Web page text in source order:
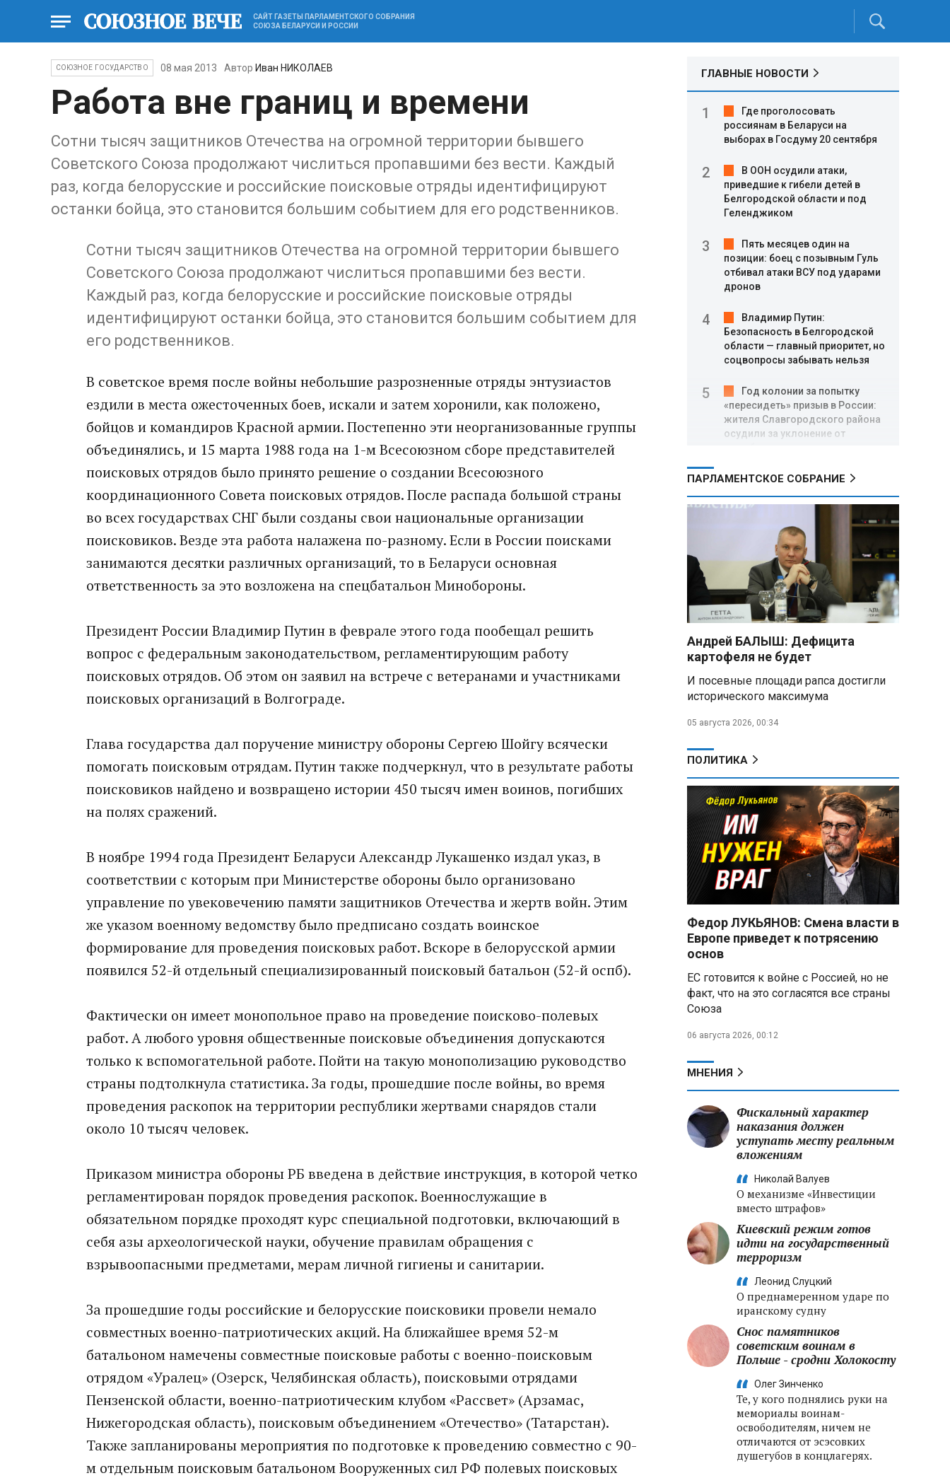
САЙТ ГАЗЕТЫ ПАРЛАМЕНТСКОГО СОБРАНИЯ
СОЮЗА БЕЛАРУСИ И РОССИИ
СОЮЗНОЕ ГОСУДАРСТВО 08 мая 2013 Автор Иван НИКОЛАЕВ
Работа вне границ и времени
Сотни тысяч защитников Отечества на огромной территории бывшего
Советского Союза продолжают числиться пропавшими без вести. Каждый
раз, когда белорусские и российские поисковые отряды идентифицируют
останки бойца, это становится большим событием для его родственников.
Сотни тысяч защитников Отечества на огромной территории бывшего
Советского Союза продолжают числиться пропавшими без вести.
Каждый раз, когда белорусские и российские поисковые отряды
идентифицируют останки бойца, это становится большим событием для
его родственников.
В советское время после войны небольшие разрозненные отряды энтузиастов
ездили в места ожесточенных боев, искали и затем хоронили, как положено,
бойцов и командиров Красной армии. Постепенно эти неорганизованные группы
объединялись, и 15 марта 1988 года на 1-м Всесоюзном сборе представителей
поисковых отрядов было принято решение о создании Всесоюзного
координационного Совета поисковых отрядов. После распада большой страны
во всех государствах СНГ были созданы свои национальные организации
поисковиков. Везде эта работа налажена по-разному. Если в России поисками
занимаются десятки различных организаций, то в Беларуси основная
ответственность за это возложена на спецбатальон Минобороны.
Президент России Владимир Путин в феврале этого года пообещал решить
вопрос с федеральным законодательством, регламентирующим работу
поисковых отрядов. Об этом он заявил на встрече с ветеранами и участниками
поисковых организаций в Волгограде.
Глава государства дал поручение министру обороны Сергею Шойгу всячески
помогать поисковым отрядам. Путин также подчеркнул, что в результате работы
поисковиков найдено и возвращено истории 450 тысяч имен воинов, погибших
на полях сражений.
В ноябре 1994 года Президент Беларуси Александр Лукашенко издал указ, в
соответствии с которым при Министерстве обороны было организовано
управление по увековечению памяти защитников Отечества и жертв войн. Этим
же указом военному ведомству было предписано создать воинское
формирование для проведения поисковых работ. Вскоре в белорусской армии
появился 52-й отдельный специализированный поисковый батальон (52-й оспб).
Фактически он имеет монопольное право на проведение поисково-полевых
работ. А любого уровня общественные поисковые объединения допускаются
только к вспомогательной работе. Пойти на такую монополизацию руководство
страны подтолкнула статистика. За годы, прошедшие после войны, во время
проведения раскопок на территории республики жертвами снарядов стали
около 10 тысяч человек.
Приказом министра обороны РБ введена в действие инструкция, в которой четко
регламентирован порядок проведения раскопок. Военнослужащие в
обязательном порядке проходят курс специальной подготовки, включающий в
себя азы археологической науки, обучение правилам обращения с
взрывоопасными предметами, мерам личной гигиены и санитарии.
За прошедшие годы российские и белорусские поисковики провели немало
совместных военно-патриотических акций. На ближайшее время 52-м
батальоном намечены совместные поисковые работы с военно-поисковым
отрядом «Уралец» (Озерск, Челябинская область), поисковыми отрядами
Пензенской области, военно-патриотическим клубом «Рассвет» (Арзамас,
Нижегородская область), поисковым объединением «Отечество» (Татарстан).
Также запланированы мероприятия по подготовке к проведению совместно с 90-
м отдельным поисковым батальоном Вооруженных сил РФ полевых поисковых
ГЛАВНЫЕ НОВОСТИ
Где проголосовать
россиянам в Беларуси на
выборах в Госдуму 20 сентября
В ООН осудили атаки,
приведшие к гибели детей в
Белгородской области и под
Геленджиком
Пять месяцев один на
позиции: боец с позывным Гуль
отбивал атаки ВСУ под ударами
дронов
Владимир Путин:
Безопасность в Белгородской
области — главный приоритет, но
соцвопросы забывать нельзя
Год колонии за попытку
«пересидеть» призыв в России:
жителя Славгородского района
осудили за уклонение от
В Свердловской области
производителя дронов «Упырь»
Российские пловцы
выиграли все золотые медали
первого дня Кубка мира по
зимнему плаванию
Александр Новак:
Независимые АЗС начнут
снабжать топливом через
региональных операторов
Беларусь и Россия
усиливают сотрудничество по
развития
Минобороны РФ:
Рыжевка
Строительство крупнейшего
логцентра Wildberries в
Беларуси идет с опережением
графика
Вячеслав Володин:
Противодействие
мошенничеству и миграционная
политика — приоритеты работы
Госдумы
Владимир Путин запросил у
военного командования оценки
крупные кадровые
Минобороны РФ: новые
военно-строительные
подразделения будут возводить
стране
ПАРЛАМЕНТСКОЕ СОБРАНИЕ
Андрей БАЛЫШ: Дефицита
картофеля не будет
И посевные площади рапса достигли
исторического максимума
05 августа 2026, 00:34
ПОЛИТИКА
Федор ЛУКЬЯНОВ: Смена власти в
Европе приведет к потрясению
основ
ЕС готовится к войне с Россией, но не
факт, что на это согласятся все страны
Союза
06 августа 2026, 00:12
МНЕНИЯ
Фискальный характер
наказания должен
уступать месту реальным
вложениям
Николай Валуев
О механизме «Инвестиции
вместо штрафов»
Киевский режим готов
идти на государственный
терроризм
Леонид Слуцкий
О преднамеренном ударе по
иранскому судну
Снос памятников
советским воинам в
Польше - сродни Холокосту
Олег Зинченко
Те, у кого поднялись руки на
мемориалы воинам-
освободителям, ничем не
отличаются от эсэсовких
душегубов в концлагерях.